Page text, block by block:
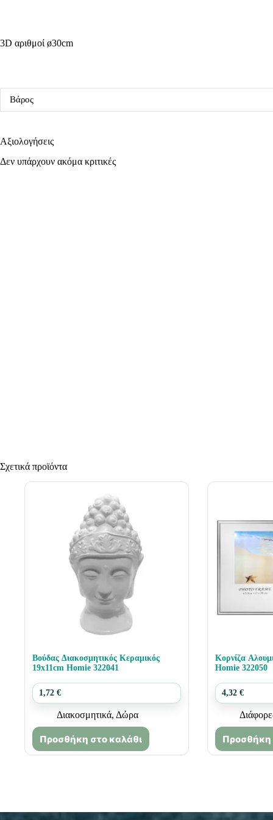
3D αριθμοί ø30cm
Βάρος
Αξιολογήσεις
Δεν υπάρχουν ακόμα κριτικές
Σχετικά προϊόντα
Βούδας Διακοσμητικός Κεραμικός
19x11cm Homie 322041
1,72 €
Διακοσμητικά, Δώρα
Προσθήκη στο καλάθι
Κορνίζα
Homie 322050
4,32 €
Προσθήκη